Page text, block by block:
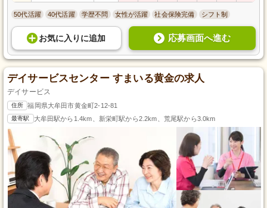
50代活躍 40代活躍 学歴不問 女性が活躍 社会保険完備 シフト制
お気に入り に追加 応募画面へ進む
デイサービスセンター すまいる黄金の求人
デイサービス
住所 福岡県大牟田市黄金町2-12-81
最寄駅 大牟田駅から1.4km、新栄町駅から2.2km、荒尾駅から3.0km